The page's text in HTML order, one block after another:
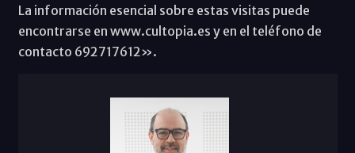
La información esencial sobre estas visitas puede
encontrarse en www.cultopia.es y en el teléfono de
contacto 692717612».